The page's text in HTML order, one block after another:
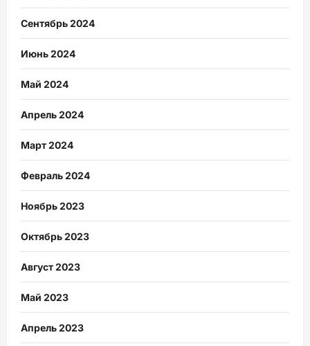
Сентябрь 2024
Июнь 2024
Май 2024
Апрель 2024
Март 2024
Февраль 2024
Ноябрь 2023
Октябрь 2023
Август 2023
Май 2023
Апрель 2023